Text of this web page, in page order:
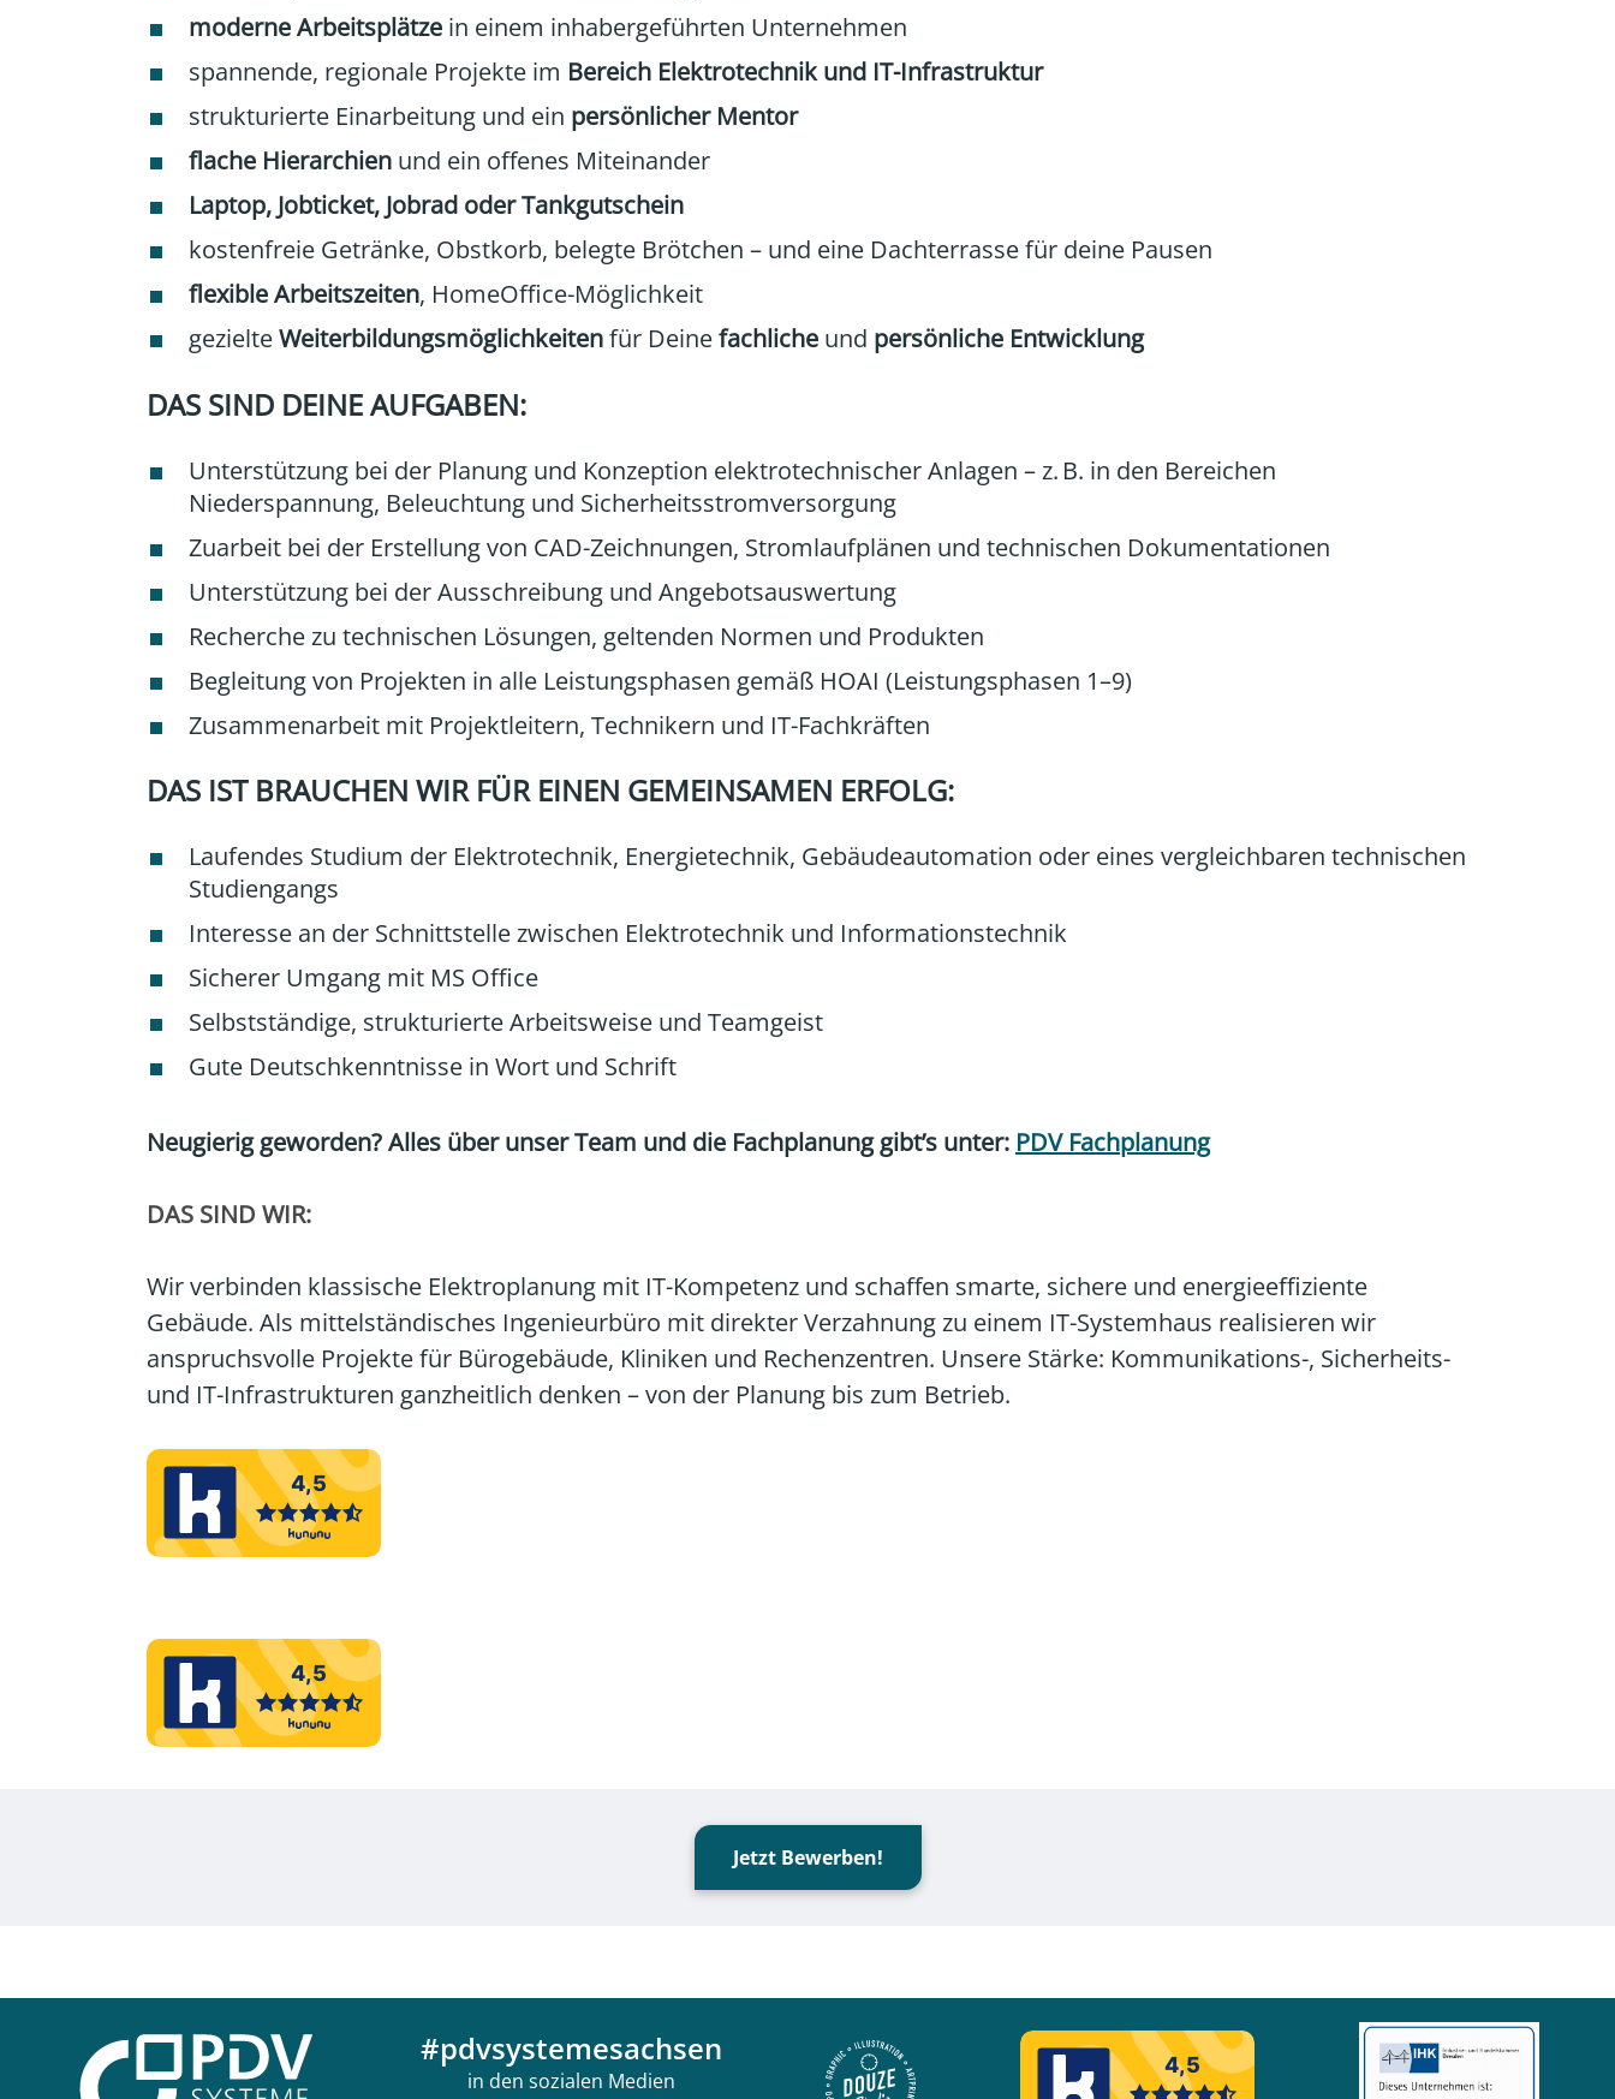
moderne Arbeitsplätze in einem inhabergeführten Unternehmen
spannende, regionale Projekte im Bereich Elektrotechnik und IT-Infrastruktur
strukturierte Einarbeitung und ein persönlicher Mentor
flache Hierarchien und ein offenes Miteinander
Laptop, Jobticket, Jobrad oder Tankgutschein
kostenfreie Getränke, Obstkorb, belegte Brötchen – und eine Dachterrasse für deine Pausen
flexible Arbeitszeiten, HomeOffice-Möglichkeit
gezielteWeiterbildungsmöglichkeitenfür Deinefachliche und persönliche Entwicklung
DAS SIND DEINE AUFGABEN:
Unterstützung bei der Planung und Konzeption elektrotechnischer Anlagen – z. B. in den Bereichen
Niederspannung, Beleuchtung und Sicherheitsstromversorgung
Zuarbeit bei der Erstellung von CAD-Zeichnungen, Stromlaufplänen und technischen Dokumentationen
Unterstützung bei der Ausschreibung und Angebotsauswertung
Recherche zu technischen Lösungen, geltenden Normen und Produkten
Begleitung von Projekten in alle Leistungsphasen gemäß HOAI (Leistungsphasen 1–9)
Zusammenarbeit mit Projektleitern, Technikern und IT-Fachkräften
DAS IST BRAUCHEN WIR FÜR EINEN GEMEINSAMEN ERFOLG:
Laufendes Studium der Elektrotechnik, Energietechnik, Gebäudeautomation oder eines vergleichbaren technischen
Studiengangs
Interesse an der Schnittstelle zwischen Elektrotechnik und Informationstechnik
Sicherer Umgang mit MS Office
Selbstständige, strukturierte Arbeitsweise und Teamgeist
Gute Deutschkenntnisse in Wort und Schrift
Neugierig geworden? Alles über unser Team und die Fachplanung gibt’s unter: PDV Fachplanung
DAS SIND WIR:
Wir verbinden klassische Elektroplanung mit IT-Kompetenz und schaffen smarte, sichere und energieeffiziente
Gebäude. Als mittelständisches Ingenieurbüro mit direkter Verzahnung zu einem IT-Systemhaus realisieren wir
anspruchsvolle Projekte für Bürogebäude, Kliniken und Rechenzentren. Unsere Stärke: Kommunikations-, Sicherheits-
und IT-Infrastrukturen ganzheitlich denken – von der Planung bis zum Betrieb.
Jetzt Bewerben!
#pdvsystemesachsen
in den sozialen Medien